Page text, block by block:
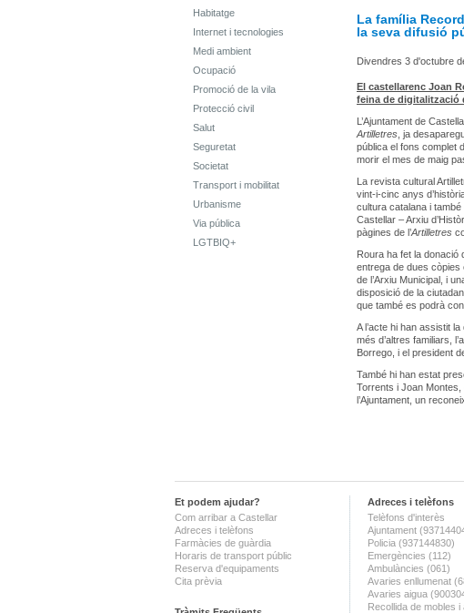
Habitatge
Internet i tecnologies
Medi ambient
Ocupació
Promoció de la vila
Protecció civil
Salut
Seguretat
Societat
Transport i mobilitat
Urbanisme
Via pública
LGTBIQ+
La família
la seva difusió
Divendres 3 d'octubre
El castellarenc Joan
feina de digitalització
L’Ajuntament de
Artilletres , ja
pública el fons complet
morir el mes de maig
La revista cultural
vint-i-cinc anys
cultura catalana i també
Castellar – Arxiu
pàgines de l’Artilletres
Roura ha fet la donació
entrega de dues còpies
de l’Arxiu Municipal, i
disposició de la
que també es podrà
A l’acte hi han assistit
més d’altres familiars,
Borrego, i el president
També hi han estat
Torrents i Joan Montes,
l’Ajuntament, un
Et podem ajudar?
Com arribar a Castellar
Adreces i telèfons
Farmàcies de guàrdia
Horaris de transport públic
Reserva d'equipaments
Cita prèvia
Adreces i telèfons
Telèfons d'interès
Ajuntament
Policia (937144830)
Emergències (112)
Ambulàncies (061)
Avaries enllumenat
Avaries aigua
Recollida de mobles i